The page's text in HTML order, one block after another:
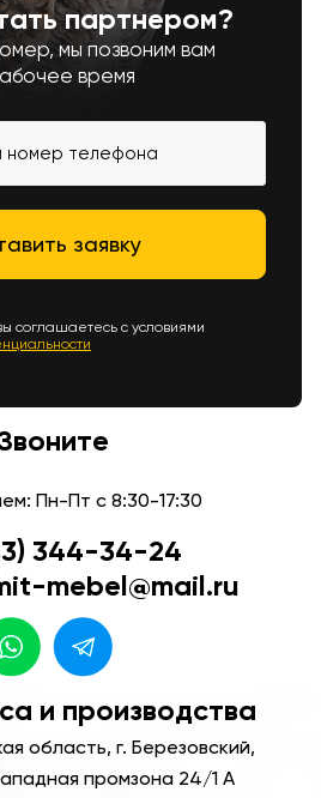
партнером?
мы позвоним вам
время
соглашаетесь с условиями
Пн-Пт с 8:30-17:30
344-34-24
mebel@mail.ru
и производства
область, г. Березовский,
промзона 24/1 А